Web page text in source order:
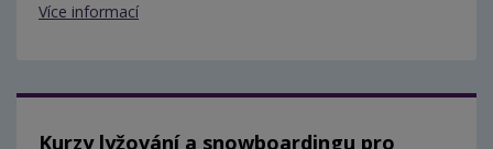
Více informací
Kurzy lyžování a snowboardingu pro